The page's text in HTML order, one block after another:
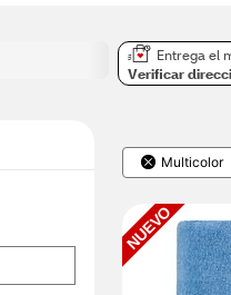
Entrega el
Verificar
Multicolor
NUEVO